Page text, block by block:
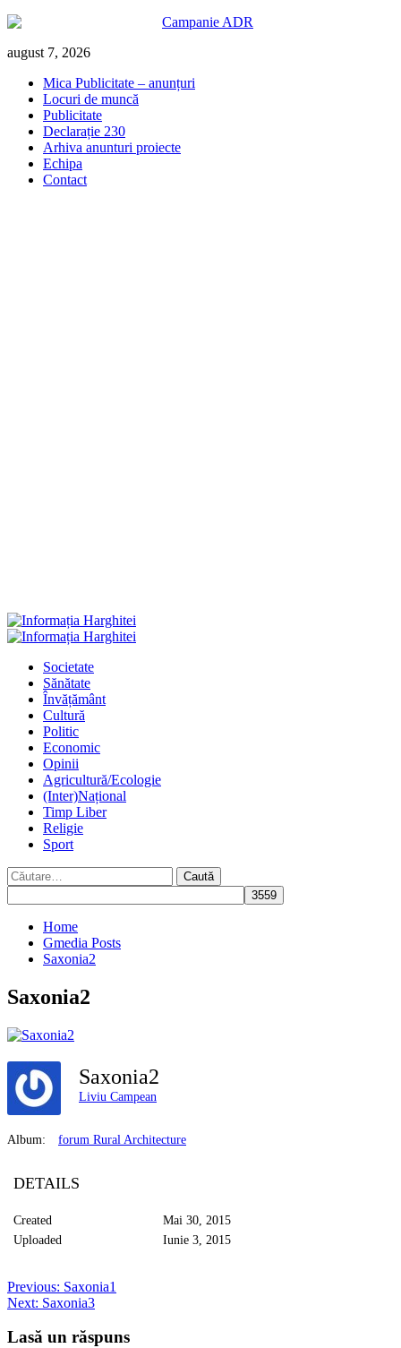
Skip
content
august 7, 2026
Mica Publicitate – anunțuri
Locuri de muncă
Publicitate
Declarație 230
Arhiva anunturi proiecte
Echipa
Contact
Primary
Societate
Sănătate
Învățământ
Cultură
Politic
Economic
Opinii
Agricultură/Ecologie
(Inter)Național
Timp Liber
Religie
Sport
Caută
după:
Home
Gmedia Posts
Saxonia2
Saxonia2
Saxonia2
Liviu Campean
Album: forum Rural Architecture
DETAILS
Created
Mai 30, 2015
Uploaded
Iunie 3, 2015
Post
navigation
Previous: Saxonia1
Next: Saxonia3
Lasă un răspuns